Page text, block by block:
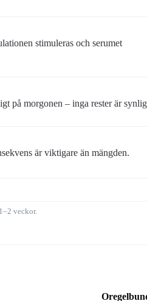
stimuleras och serumet
på morgonen – inga rester är
är viktigare än mängden.
veckor.